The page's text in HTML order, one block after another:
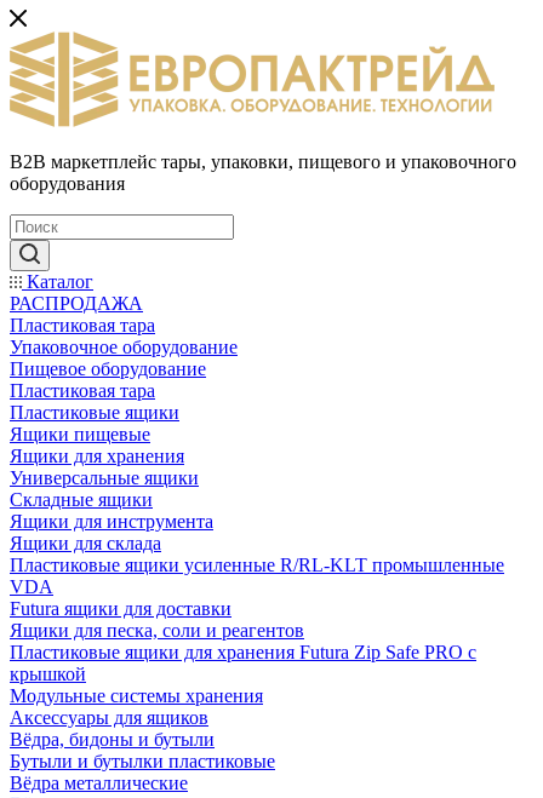
B2B маркетплейс тары, упаковки, пищевого и упаковочного
оборудования
Каталог
РАСПРОДАЖА
Пластиковая тара
Упаковочное оборудование
Пищевое оборудование
Пластиковая тара
Пластиковые ящики
Ящики пищевые
Ящики для хранения
Универсальные ящики
Складные ящики
Ящики для инструмента
Ящики для склада
Пластиковые ящики усиленные R/RL-KLT промышленные
VDA
Futura ящики для доставки
Ящики для песка, соли и реагентов
Пластиковые ящики для хранения Futura Zip Safe PRO с
крышкой
Модульные системы хранения
Аксессуары для ящиков
Вёдра, бидоны и бутыли
Бутыли и бутылки пластиковые
Вёдра металлические